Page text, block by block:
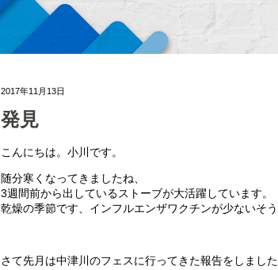
2017年11月13日
発見
こんにちは。小川です。
随分寒くなってきましたね、
3週間前から出しているストーブが大活躍しています。
乾燥の季節です、インフルエンザワクチンが少ないそ
さて先月は中津川のフェスに行ってきた報告をしました